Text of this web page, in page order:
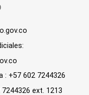
: +57 602 7244326
ext. 1213